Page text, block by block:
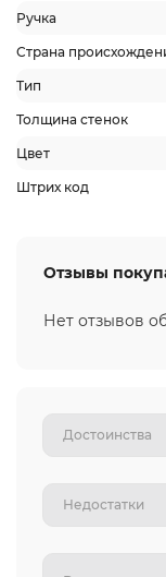
Ручка
Страна
Тип
Толщина стенок
Цвет
Штрих код
Отзывы
Нет отзывов